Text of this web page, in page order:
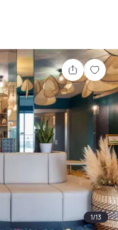
Partager
1/13